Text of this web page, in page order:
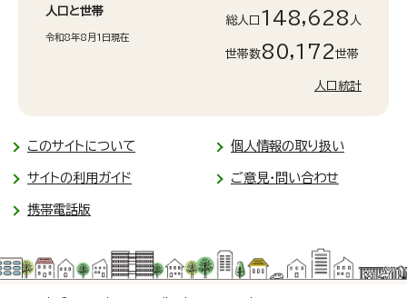
人口と世帯
令和8年8月1日現在
総人口 148,628 人
世帯数80,172世帯
人口統計
このサイトについて 個人情報の取り扱い
サイトの利用ガイド ご意見・問い合わせ
携帯電話版